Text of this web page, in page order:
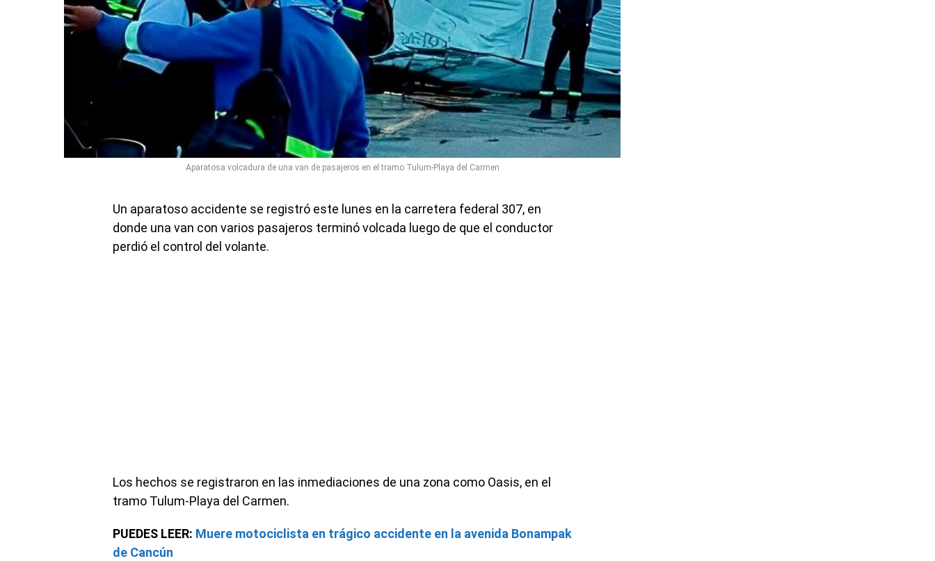
Aparatosa volcadura de una van de pasajeros en el tramo Tulum-Playa del Carmen
Un aparatoso accidente se registró este lunes en la carretera federal 307, en
donde una van con varios pasajeros terminó volcada luego de que el conductor
perdió el control del volante.
Los hechos se registraron en las inmediaciones de una zona como Oasis, en el
tramo Tulum-Playa del Carmen.
PUEDES LEER: Muere motociclista en trágico accidente en la avenida Bonampak
de Cancún